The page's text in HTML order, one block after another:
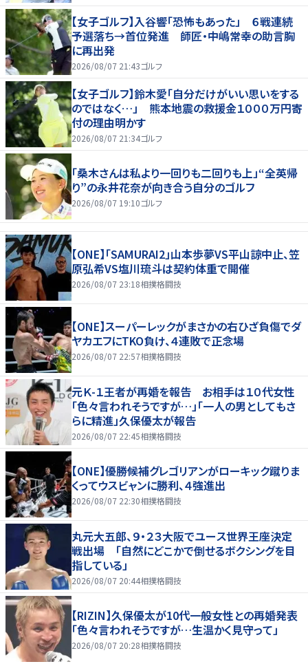
【女子ゴルフ】入谷響「恐怖もあった」 ６戦連続
予選落ち→首位発進 師匠・中嶋常幸の助言胸
に再出発
2026/08/07 21:43ゴルフ
【女子ゴルフ】鈴木愛「自分だけがいい思いをする
のではなく…」 熊本地震の救援金１０００万円寄
付の理由明かす
2026/08/07 21:34ゴルフ
「桑木さんは私より一回りも二回りも上」“全英帰
り”の永井花奈が向き合う自分のゴルフ
2026/08/07 19:10ゴルフ
【ONE】「SAMURAI2」山本歩夢VS平山諒中止、笠
原弘希VS塩川琉斗は契約体重で開催
2026/08/07 23:18相撲格闘技
【ONE】スーパーレックがまさかの右ひざ負傷でダ
ヤカエフにTKO負け、４連敗で正念場
2026/08/07 22:57相撲格闘技
元Ｋ-１王者が再婚を報告 お相手は１０代女性
「色々言われそうですが…」「一人の男としてもさ
らに精進」久保優太が報告
2026/08/07 22:45相撲格闘技
【ONE】優勝候補グレゴリアンがローキック蹴りま
くってウスビャンに勝利、４強進出
2026/08/07 22:30相撲格闘技
丸元大五郎、９・２３大阪でユース世界王座決定
戦出場 「自然にどこかで倒せるボクシングを目
指している」
2026/08/07 20:44相撲格闘技
【RIZIN】久保優太が10代一般女性との再婚発表
「色々言われそうですが…生温かく見守って」
2026/08/07 20:28相撲格闘技